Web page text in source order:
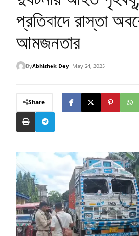
প্রতিবাদে রাস্তা
আমজনতার
ByAbhishek Dey
May 24, 2025
Share